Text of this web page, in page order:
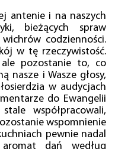
antenie i na naszych
bieżących spraw
codzienności.
w tę rzeczywistość.
ale pozostanie to, co
nasze i Wasze głosy,
w audycjach
do Ewangelii
współpracowali,
wspomnienie
pewnie nadal
dań według